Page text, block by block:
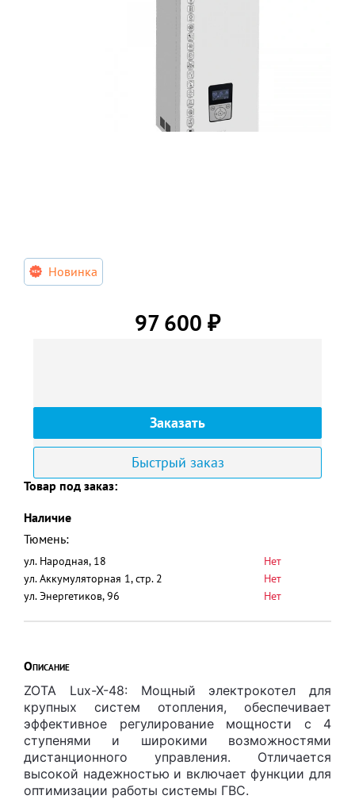
Новинка
97 600 ₽
Заказать
Быстрый заказ
Товар под заказ:
Наличие
Тюмень:
ул. Народная, 18
Нет
ул. Аккумуляторная 1, стр. 2
Нет
ул. Энергетиков, 96
Нет
Описание
ZOTA Lux-X-48: Мощный электрокотел для
крупных систем отопления, обеспечивает
эффективное регулирование мощности с 4
ступенями и широкими возможностями
дистанционного управления. Отличается
высокой надежностью и включает функции для
оптимизации работы системы ГВС.